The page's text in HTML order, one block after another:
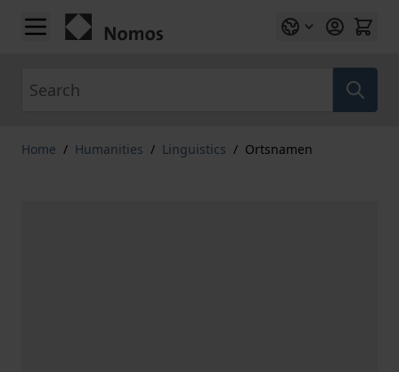
Skip to Content
Home / Humanities / Linguistics / Ortsnamen